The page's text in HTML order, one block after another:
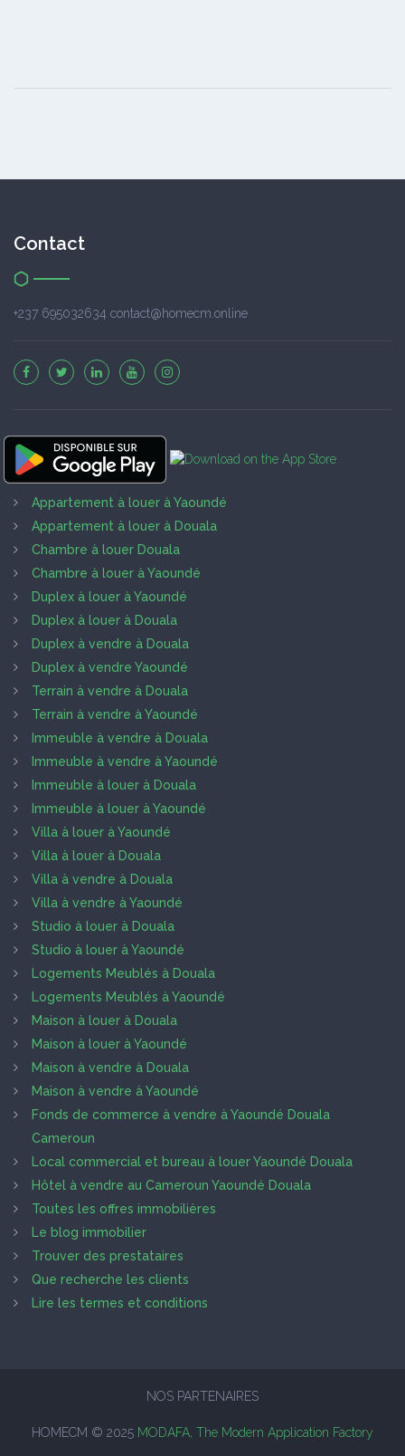
Contact
+237 695032634 contact@homecm.online
Appartement à louer à Yaoundé
Appartement à louer à Douala
Chambre à louer Douala
Chambre à louer à Yaoundé
Duplex à louer à Yaoundé
Duplex à louer à Douala
Duplex à vendre à Douala
Duplex à vendre Yaoundé
Terrain à vendre à Douala
Terrain à vendre à Yaoundé
Immeuble à vendre à Douala
Immeuble à vendre à Yaoundé
Immeuble à louer à Douala
Immeuble à louer à Yaoundé
Villa à louer à Yaoundé
Villa à louer à Douala
Villa à vendre à Douala
Villa à vendre à Yaoundé
Studio à louer à Douala
Studio à louer à Yaoundé
Logements Meublés à Douala
Logements Meublés à Yaoundé
Maison à louer à Douala
Maison à louer à Yaoundé
Maison à vendre à Douala
Maison à vendre à Yaoundé
Fonds de commerce à vendre à Yaoundé Douala
Cameroun
Local commercial et bureau à louer Yaoundé Douala
Hôtel à vendre au Cameroun Yaoundé Douala
Toutes les offres immobilières
Le blog immobilier
Trouver des prestataires
Que recherche les clients
Lire les termes et conditions
NOS PARTENAIRES
HOMECM © 2025 MODAFA, The Modern Application Factory